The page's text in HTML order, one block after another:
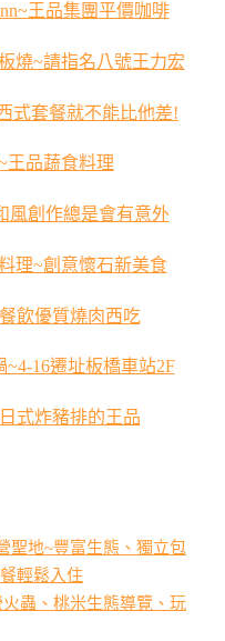
王品集團平價咖啡
燒~請指名八號王力宏
式套餐就不能比他差!
王品蔬食料理
風創作總是會有意外
理~創意懷石新美食
飲優質燒肉西吃
16遷址板橋車站2F
式炸豬排的王品
聖地~豐富生態、獨立包
輕鬆入住
蟲、桃米生態導覽、玩